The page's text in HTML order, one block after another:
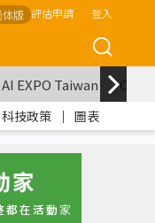
版 評估申請 登入
AI EXPO Taiwan
科技政策 ｜ 圖表